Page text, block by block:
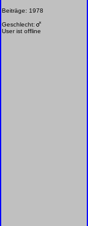
Beiträge: 1978
Geschlecht:
User ist offline